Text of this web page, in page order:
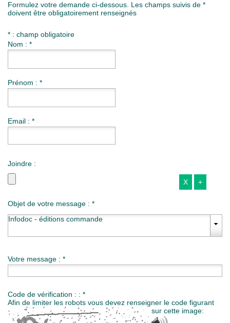
Formulez votre demande ci-dessous. Les champs suivis de *
doivent être obligatoirement renseignés
* : champ obligatoire
Nom : *
Prénom : *
Email : *
Joindre :
Objet de votre message : *
Infodoc - éditions commande
Votre message : *
Code de vérification : : *
Afin de limiter les robots vous devez renseigner le code figurant
sur cette image: